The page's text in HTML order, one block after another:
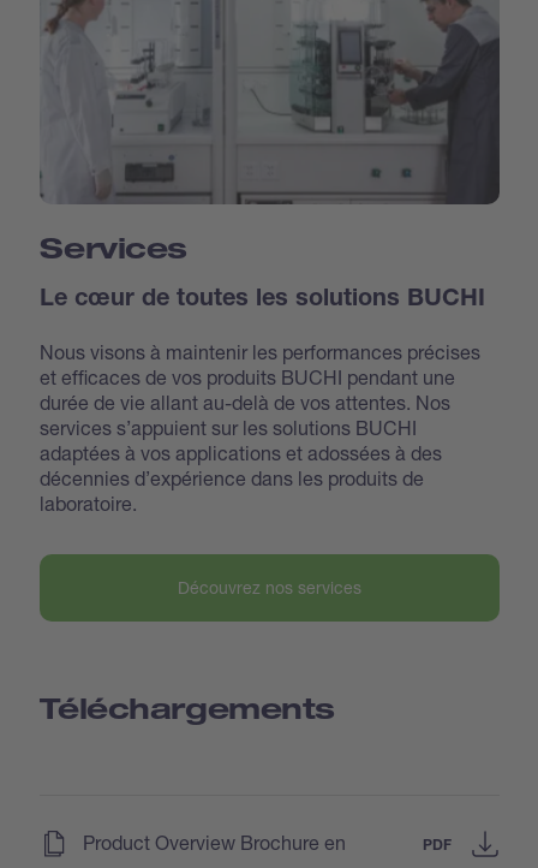
Services
Le cœur de toutes les solutions BUCHI
Nous visons à maintenir les performances précises
et efficaces de vos produits BUCHI pendant une
durée de vie allant au-delà de vos attentes. Nos
services s’appuient sur les solutions BUCHI
adaptées à vos applications et adossées à des
décennies d’expérience dans les produits de
laboratoire.
Découvrez nos services
Téléchargements
Product Overview Brochure en PDF